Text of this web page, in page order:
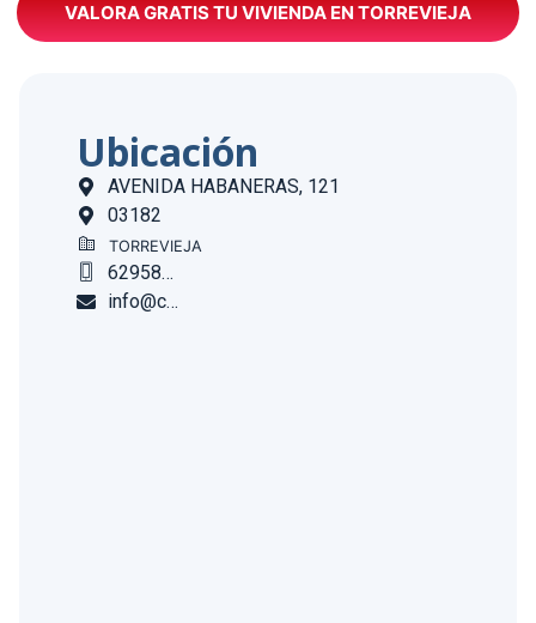
VALORA GRATIS TU VIVIENDA EN TORREVIEJA
Ubicación
AVENIDA HABANERAS, 121
03182
TORREVIEJA
629581574
info@casasymar.es